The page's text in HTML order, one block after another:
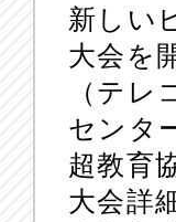
新しい
大会を
（テ
センタ
超教育
大会詳